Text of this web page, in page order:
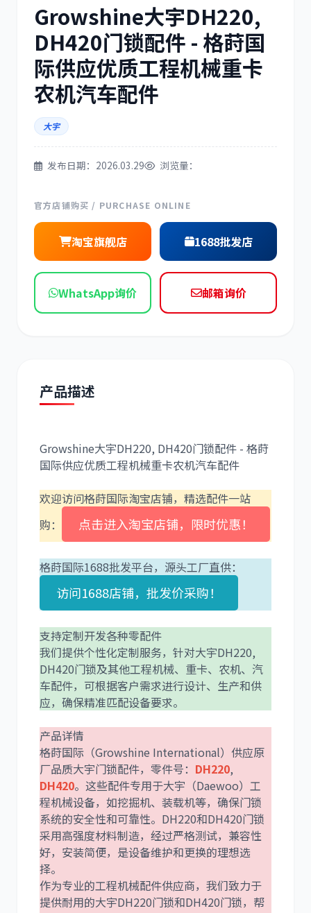
博世
洋马
神钢
现代 帕金斯
道依茨
斗山 三一
奔驰
卡尔玛 杰西博
大宇 丰田
约翰迪尔 徐工
Growshine大宇DH220,
DH420门锁配件 - 格莳国
际供应优质工程机械重卡
农机汽车配件
大宇
发布日期：2026.03.29 浏览量：
官方店铺购买 / PURCHASE ONLINE
淘宝旗舰店 1688批发店
WhatsApp询价 邮箱询价
产品描述
Growshine大宇DH220, DH420门锁配件 - 格莳
国际供应优质工程机械重卡农机汽车配件
欢迎访问格莳国际淘宝店铺，精选配件一站
购：
点击进入淘宝店铺，限时优惠！
格莳国际1688批发平台，源头工厂直供：
访问1688店铺，批发价采购！
支持定制开发各种零配件
我们提供个性化定制服务，针对大宇DH220,
DH420门锁及其他工程机械、重卡、农机、汽
车配件，可根据客户需求进行设计、生产和供
应，确保精准匹配设备要求。
产品详情
格莳国际（Growshine International）供应原
厂品质大宇门锁配件，零件号： DH220,
DH420。这些配件专用于大宇（Daewoo）工
程机械设备，如挖掘机、装载机等，确保门锁
系统的安全性和可靠性。DH220和DH420门锁
采用高强度材料制造，经过严格测试，兼容性
好，安装简便，是设备维护和更换的理想选
择。
作为专业的工程机械配件供应商，我们致力于
提供耐用的大宇DH220门锁和DH420门锁，帮